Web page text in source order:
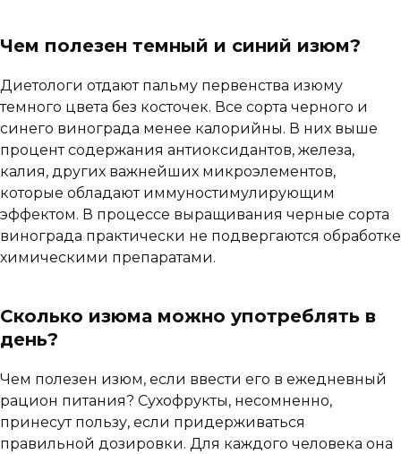
Чем полезен темный и синий изюм?
Диетологи отдают пальму первенства изюму
темного цвета без косточек. Все сорта черного и
синего винограда менее калорийны. В них выше
процент содержания антиоксидантов, железа,
калия, других важнейших микроэлементов,
которые обладают иммуностимулирующим
эффектом. В процессе выращивания черные сорта
винограда практически не подвергаются обработке
химическими препаратами.
Сколько изюма можно употреблять в
день?
Чем полезен изюм, если ввести его в ежедневный
рацион питания? Сухофрукты, несомненно,
принесут пользу, если придерживаться
правильной дозировки. Для каждого человека она